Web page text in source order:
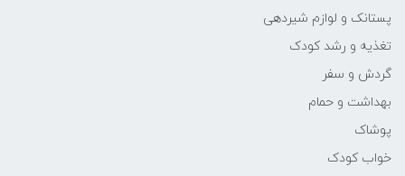
پستانک و لوازم شیردهی
تغذیه و رشد کودک
گردش و سفر
بهداشت و حمام
پوشاک
خواب کودک